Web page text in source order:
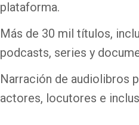
plataforma.
Más de 30 mil títulos,
podcasts, series y
Narración de audiolibros
actores, locutores e